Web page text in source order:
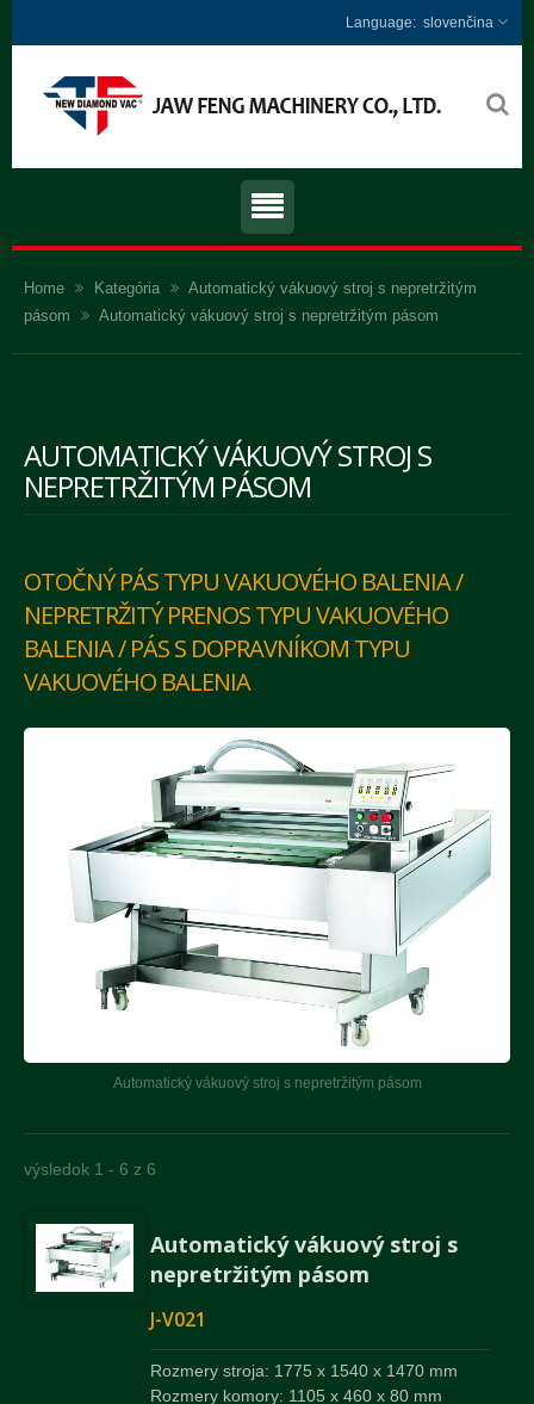
slovenčina
Home Kategória
Automatický vákuový stroj s nepretržitým
pásom
Automatický vákuový stroj s nepretržitým pásom
AUTOMATICKÝ VÁKUOVÝ STROJ S
NEPRETRŽITÝM PÁSOM
OTOČNÝ PÁS TYPU VAKUOVÉHO BALENIA /
NEPRETRŽITÝ PRENOS TYPU VAKUOVÉHO
BALENIA / PÁS S DOPRAVNÍKOM TYPU
VAKUOVÉHO BALENIA
Automatický vákuový stroj s nepretržitým pásom
výsledok 1 - 6 z 6
Automatický vákuový stroj s
nepretržitým pásom
J-V021
Rozmery stroja: 1775 x 1540 x 1470 mm
Rozmery komory: 1105 x 460 x 80 mm